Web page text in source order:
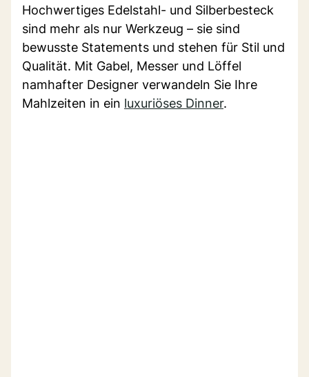
Hochwertiges Edelstahl- und Silberbesteck
sind mehr als nur Werkzeug – sie sind
bewusste Statements und stehen für Stil und
Qualität. Mit Gabel, Messer und Löffel
namhafter Designer verwandeln Sie Ihre
Mahlzeiten in ein luxuriöses Dinner.